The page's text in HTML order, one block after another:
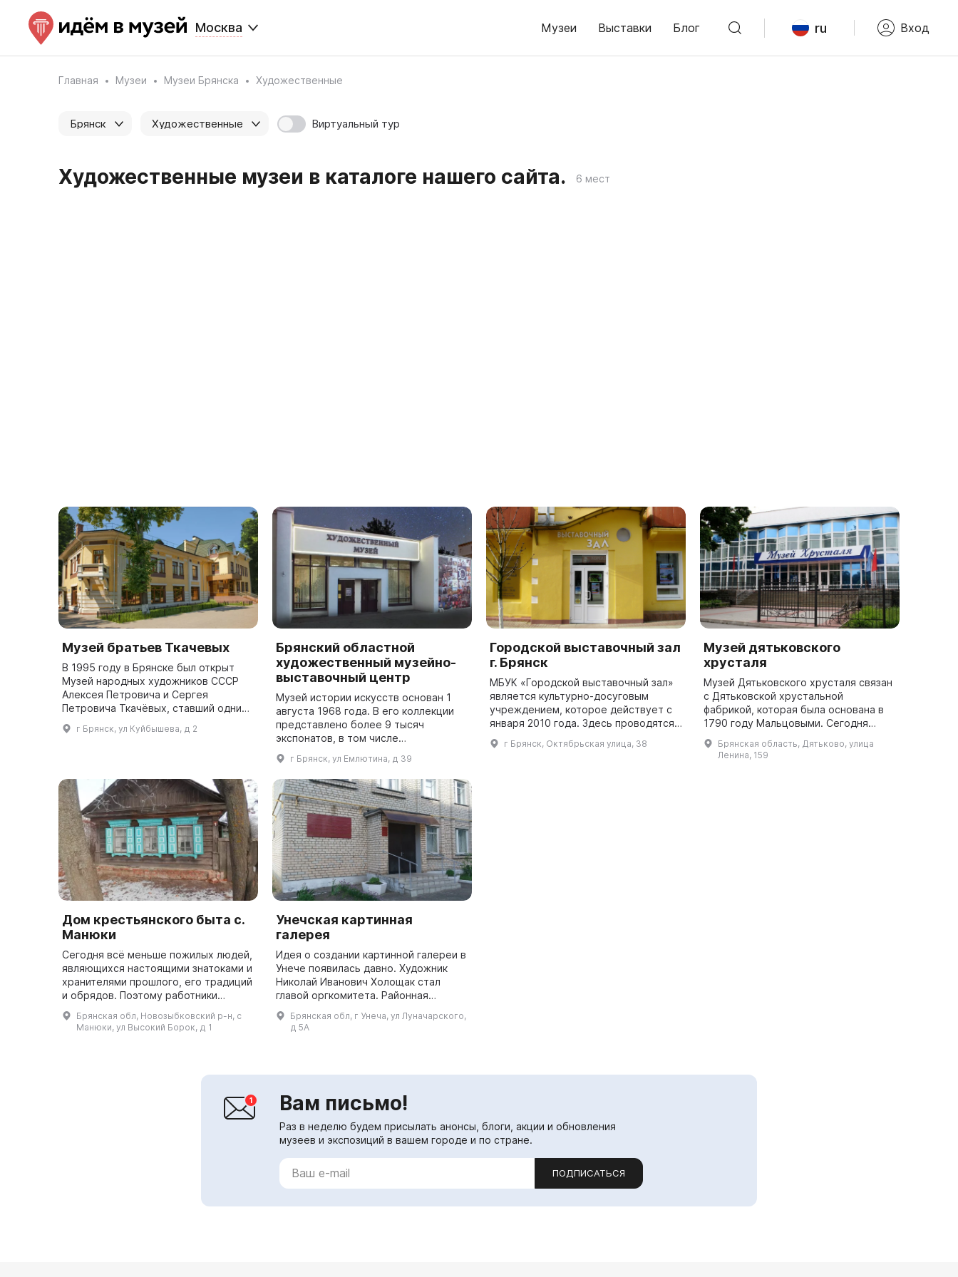
Москва Музеи Выставки Блог ru Вход
Главная Музеи Музеи Брянска Художественные
Брянск Художественные Виртуальный тур
Художественные музеи в каталоге нашего сайта. 6 мест
Музей братьев Ткачевых
В 1995 году в Брянске был открыт
Музей народных художников СССР
Алексея Петровича и Сергея
Петровича Ткачёвых, ставший одним
из важнейших центров культурной
жизни города. Коллекция музея
г Брянск, ул Куйбышева, д 2
Брянский областной
художественный музейно-
выставочный центр
Музей истории искусств основан 1
августа 1968 года. В его коллекции
представлено более 9 тысяч
экспонатов, в том числе
произведения русских и советских
живописцев XIX–ХХ вв., иконы XIX в.,
графика (бо...
г Брянск, ул Емлютина, д 39
Городской выставочный зал
г. Брянск
МБУК «Городской выставочный зал»
является культурно-досуговым
учреждением, которое действует с
января 2010 года. Здесь проводятся
различные мероприятия: экскурсии,
мастер-классы, встречи с
г Брянск, Октябрьская улица, 38
Музей дятьковского
хрусталя
Музей Дятьковского хрусталя связан
с Дятьковской хрустальной
фабрикой, которая была основана в
1790 году Мальцовыми. Сегодня
коллекция музея состоит из более 12
000 экспонатов, размещенных в
двухэтажн...
Брянская область, Дятьково, улица
Ленина, 159
Дом крестьянского быта с.
Манюки
Сегодня всё меньше пожилых людей,
являющихся настоящими знатоками и
хранителями прошлого, его традиций
и обрядов. Поэтому работники
Манюковского Дома культуры
приняли решение о постройке дома
крестьян...
Брянская обл, Новозыбковский р-н, с
Манюки, ул Высокий Борок, д 1
Унечская картинная
галерея
Идея о создании картинной галереи в
Унече появилась давно. Художник
Николай Иванович Холощак стал
главой оргкомитета. Районная
администрация оказала поддержку
идее, выделив помещение и решив
кадровые ...
Брянская обл, г Унеча, ул Луначарского,
д 5А
Вам письмо!
Раз в неделю будем присылать анонсы, блоги, акции и обновления
музеев и экспозиций в вашем городе и по стране.
ПОДПИСАТЬСЯ